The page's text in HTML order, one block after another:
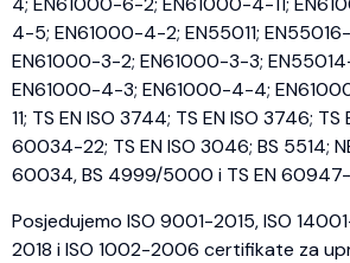
4-5; EN61000-4-2; EN55011;
EN61000-3-2; EN61000-3-3;
EN61000-4-3; EN61000-4-4;
11; TS EN ISO 3744; TS EN ISO 3746;
60034-22; TS EN ISO 3046; BS 5514;
60034, BS 4999/5000 i TS EN 60947-
Posjedujemo ISO 9001-2015, ISO
2018 i ISO 1002-2006 certifikate za